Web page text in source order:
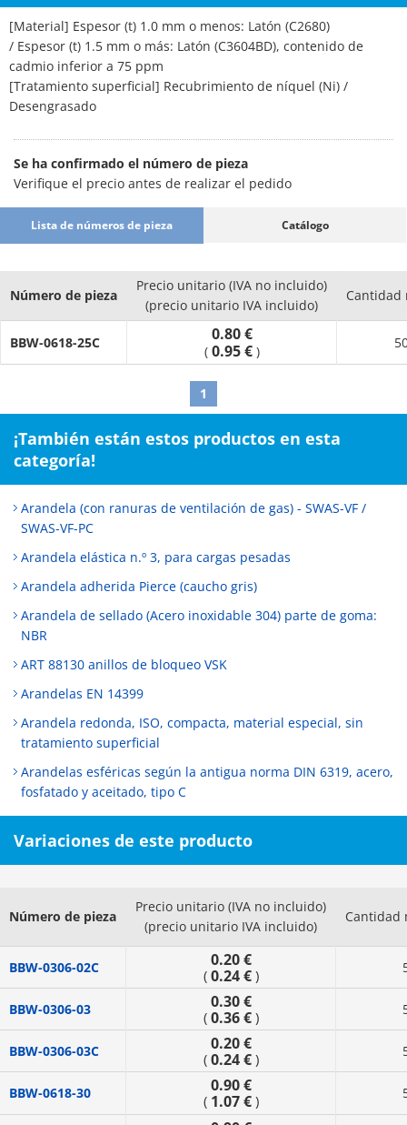
[Material] Espesor (t) 1.0 mm o menos: Latón (C2680)
/ Espesor (t) 1.5 mm o más: Latón (C3604BD), contenido de
cadmio inferior a 75 ppm
[Tratamiento superficial] Recubrimiento de níquel (Ni) /
Desengrasado
Se ha confirmado el número de pieza
Verifique el precio antes de realizar el pedido
Lista de números de pieza Catálogo
Número de pieza
Precio unitario (IVA no incluido)
(precio unitario IVA incluido)
Cantidad
BBW-0618-25C 0.80 €
( 0.95 € )
1
¡También están estos productos en esta
categoría!
Arandela (con ranuras de ventilación de gas) - SWAS-VF /
SWAS-VF-PC
Arandela elástica n.º 3, para cargas pesadas
Arandela adherida Pierce (caucho gris)
Arandela de sellado (Acero inoxidable 304) parte de goma:
NBR
ART 88130 anillos de bloqueo VSK
Arandelas EN 14399
Arandela redonda, ISO, compacta, material especial, sin
tratamiento superficial
Arandelas esféricas según la antigua norma DIN 6319, acero,
fosfatado y aceitado, tipo C
Variaciones de este producto
Número de pieza
Precio unitario (IVA no incluido)
(precio unitario IVA incluido)
Cantidad
BBW-0306-02C 0.20 €
( 0.24 €)
BBW-0306-03 0.30 €
( 0.36 €)
BBW-0306-03C 0.20 €
( 0.24 €)
BBW-0618-30 0.90 €
( 1.07 €)